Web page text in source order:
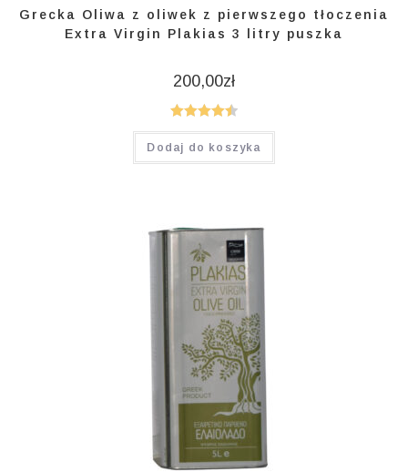
Grecka Oliwa z oliwek z pierwszego tłoczenia
Extra Virgin Plakias 3 litry puszka
200,00zł
Oceniono
4.50na 5
Dodaj do koszyka